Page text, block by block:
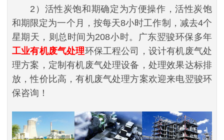
2）活性炭饱和期确定 为方便操作，活性炭饱
和期限定为一个月，按每天8小时工作制，减去4个
星期天，则总时间为208小时。广东翌骏环保多年
工业有机废气处理环保工程公司，设计有机废气处
理方案，定制有机废气处理设备，处理效果达标排
放，性价比高，有机废气处理方案欢迎来电翌骏环
保咨询！